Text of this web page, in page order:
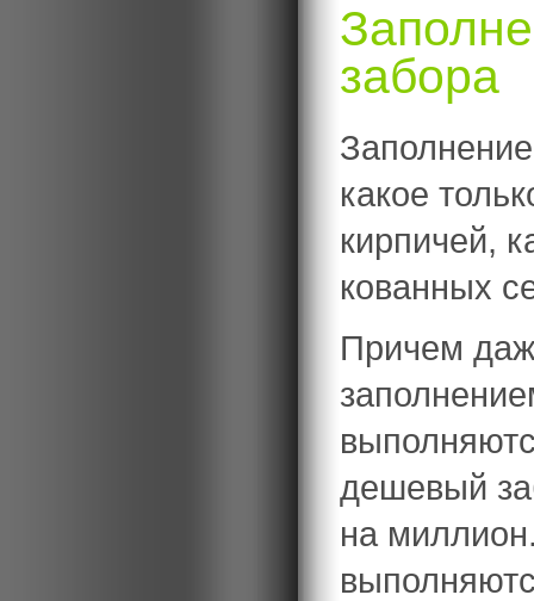
забора
какое
кирпичей,
кованных
Причем
дешевый
на